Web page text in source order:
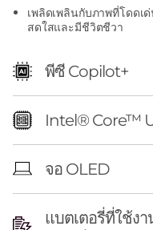
เพลิดเพลินกับภาพที่โดดเ
สดใสและมีชีวิตชีวา
พีซี Copilot+
Intel® Core™
จอ OLED
แบตเตอรี่ที่ใช้งา